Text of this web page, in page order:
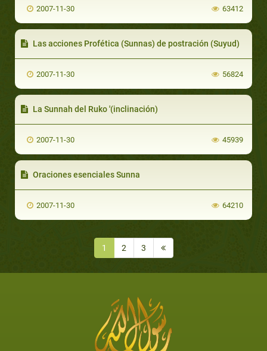
2007-11-30 63412
Las acciones Profética (Sunnas) de postración (Suyud)
2007-11-30 56824
La Sunnah del Ruko '(inclinación)
2007-11-30 45939
Oraciones esenciales Sunna
2007-11-30 64210
1 2 3